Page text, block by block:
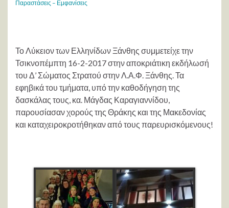
Παραστάσεις – Εμφανίσεις
Το Λύκειον των Ελληνίδων Ξάνθης συμμετείχε την
Τσικνοπέμπτη 16-2-2017 στην αποκριάτικη εκδήλωσή
του Δ’ Σώματος Στρατού στην Λ.Α.Φ. Ξάνθης. Τα
εφηβικά του τμήματα, υπό την καθοδήγηση της
δασκάλας τους, κα. Μάγδας Καραγιαννίδου,
παρουσίασαν χορούς της Θράκης και της Μακεδονίας
και καταχειροκροτήθηκαν από τους παρευρισκόμενους!